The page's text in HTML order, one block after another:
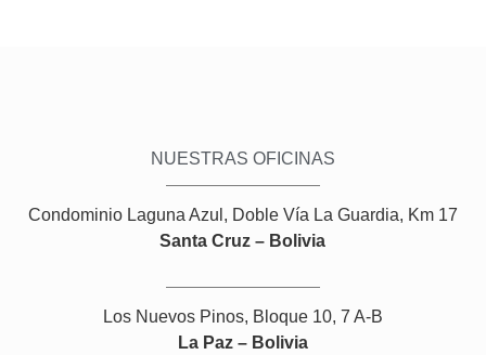
NUESTRAS OFICINAS
Condominio Laguna Azul, Doble Vía La Guardia, Km 17
Santa Cruz – Bolivia
Los Nuevos Pinos, Bloque 10, 7 A-B
La Paz – Bolivia